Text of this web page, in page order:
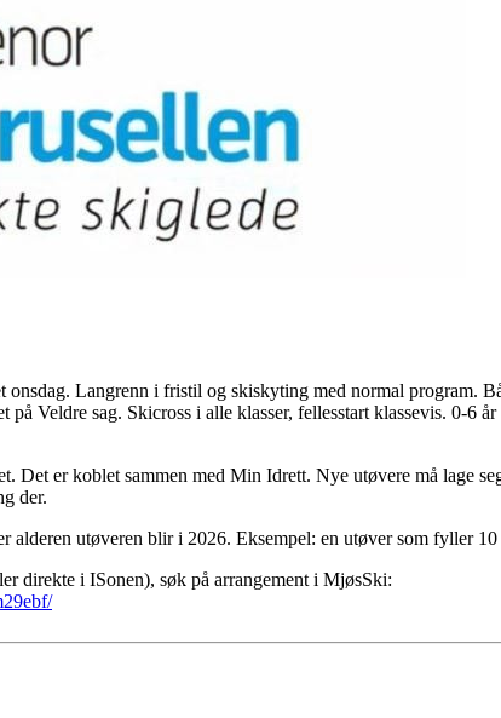
onsdag. Langrenn i fristil og skiskyting med normal program.
på Veldre sag. Skicross i alle klasser, fellesstart klassevis. 0-6
Det er koblet sammen med Min Idrett. Nye utøvere må lage
der.
alderen utøveren blir i 2026. Eksempel: en utøver som fyller
direkte i ISonen), søk på arrangement i MjøsSki: